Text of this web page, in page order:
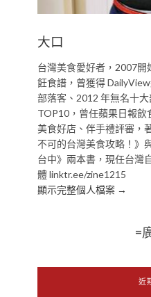
大口
台灣美食愛好者，2007開
飪食譜，曾獲得
部落客、2012 年無名十
TOP10，曾任蘋果日報飲
美食好店、伴手禮評審，
不可的台灣美食攻略！》
台中》兩本書，現任台灣
體 linktr.ee/zine1215
顯示完整個人檔案 →
=
近